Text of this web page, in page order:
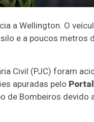
a Wellington. O
e a poucos metros
Civil (PJC) foram
apuradas pelo
de Bombeiros